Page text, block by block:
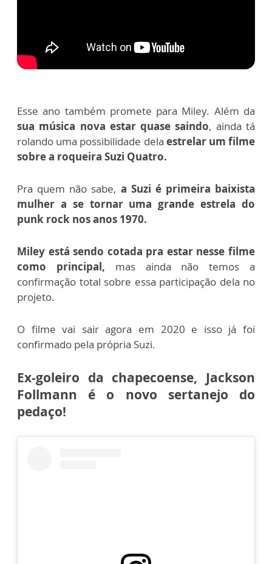
Esse ano também promete para Miley. Além da
sua música nova estar quase saindo, ainda tá
rolando uma possibilidade dela estrelar um filme
sobre a roqueira Suzi Quatro.
Pra quem não sabe, a Suzi é primeira baixista
mulher a se tornar uma grande estrela do
punk rock nos anos 1970.
Miley está sendo cotada pra estar nesse filme
como principal, mas ainda não temos a
confirmação total sobre essa participação dela no
projeto.
O filme vai sair agora em 2020 e isso já foi
confirmado pela própria Suzi.
Ex-goleiro da chapecoense, Jackson
Follmann é o novo sertanejo do
pedaço!